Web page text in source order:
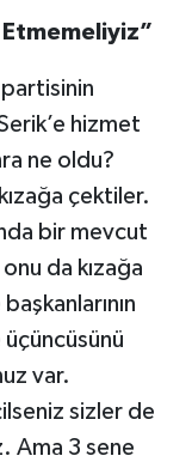
Etmemeliyiz”
hizmet
ne oldu?
çektiler.
bir mevcut
da kızağa
üçüncüsünü
var.
sizler de
Ama 3 sene